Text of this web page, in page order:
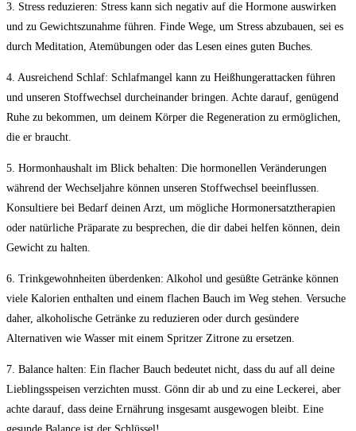
3. Stress reduzieren: Stress ‌kann sich negativ ​auf die Hormone auswirken
und zu Gewichtszunahme⁢ führen. Finde Wege, um ‍Stress abzubauen, sei es ​
durch Meditation, Atemübungen oder das Lesen eines guten ⁣Buches.
4. Ausreichend Schlaf: Schlafmangel kann zu Heißhungerattacken ​führen
und unseren Stoffwechsel durcheinander bringen. Achte darauf, genügend
Ruhe zu bekommen, um deinem Körper die Regeneration ​zu ermöglichen,
die er braucht.
5.⁤ Hormonhaushalt im ⁤Blick behalten: Die hormonellen Veränderungen
während der Wechseljahre können unseren Stoffwechsel beeinflussen.
Konsultiere bei Bedarf deinen Arzt, um mögliche Hormonersatztherapien
oder ⁤natürliche ⁢Präparate zu besprechen, die dir dabei helfen können, dein
Gewicht ‍zu halten.
6. Trinkgewohnheiten überdenken: Alkohol und gesüßte Getränke können
viele Kalorien enthalten und einem flachen Bauch im Weg stehen. Versuche
daher, alkoholische Getränke zu ⁤reduzieren oder durch gesündere
Alternativen wie Wasser mit einem Spritzer Zitrone zu ersetzen.
7.‍ Balance ‌halten: Ein flacher Bauch bedeutet nicht,‌ dass du auf all ‌deine
Lieblingsspeisen verzichten musst. Gönn dir ab und zu eine Leckerei, ⁢aber
achte ‌darauf, dass ⁣deine⁣ Ernährung insgesamt‍ ausgewogen bleibt. Eine